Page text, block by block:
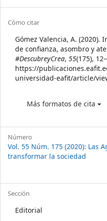
Article
Details
Cómo citar
Gómez Valencia, A. (2020).
de confianza, asombro y
#DescubreyCrea, 55(175),
https://
universidad-eafit/article/
Más formatos de cita
Número
Vol. 55 Núm. 175 (2020): Las
transformar la sociedad
Sección
Editorial